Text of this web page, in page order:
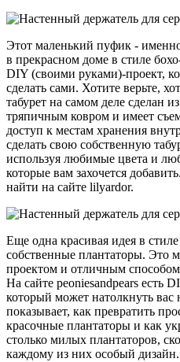
Этот маленький пуфик -
в прекрасном доме в стиле
DIY (своими руками)-проект,
сделать сами. Хотите верьте,
табурет на самом деле сделан
тряпичным ковром и имеет
доступ к местам хранения
сделать свою собственную
используя любимые цвета и
которые вам захочется
найти на сайте lilyardor.
Еще одна красивая идея в
собственные плантаторы. Это
проектом и отличным
На сайте peoniesandpears есть
который может натолкнуть
показывает, как превратить
красочные плантаторы и как
столько милых плантаторов,
каждому из них особый дизайн.